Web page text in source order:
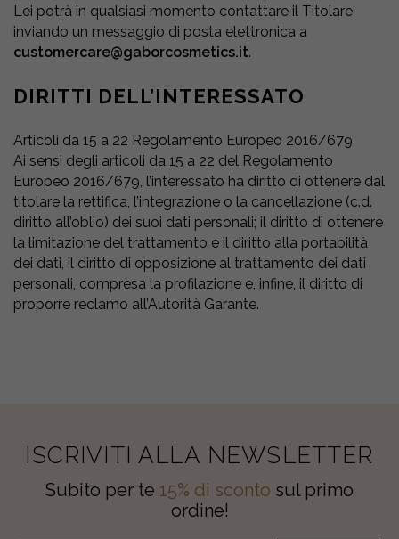
Lei potrà in qualsiasi momento contattare il Titolare
inviando un messaggio di posta elettronica a
customercare@gaborcosmetics.it.
DIRITTI DELL’INTERESSATO
Articoli da 15 a 22 Regolamento Europeo 2016/679
Ai sensi degli articoli da 15 a 22 del Regolamento
Europeo 2016/679, l’interessato ha diritto di ottenere dal
titolare la rettifica, l’integrazione o la cancellazione (c.d.
diritto all’oblio) dei suoi dati personali; il diritto di ottenere
la limitazione del trattamento e il diritto alla portabilità
dei dati, il diritto di opposizione al trattamento dei dati
personali, compresa la profilazione e, infine, il diritto di
proporre reclamo all’Autorità Garante.
ISCRIVITI ALLA NEWSLETTER
Subito per te 15% di sconto sul primo
ordine!